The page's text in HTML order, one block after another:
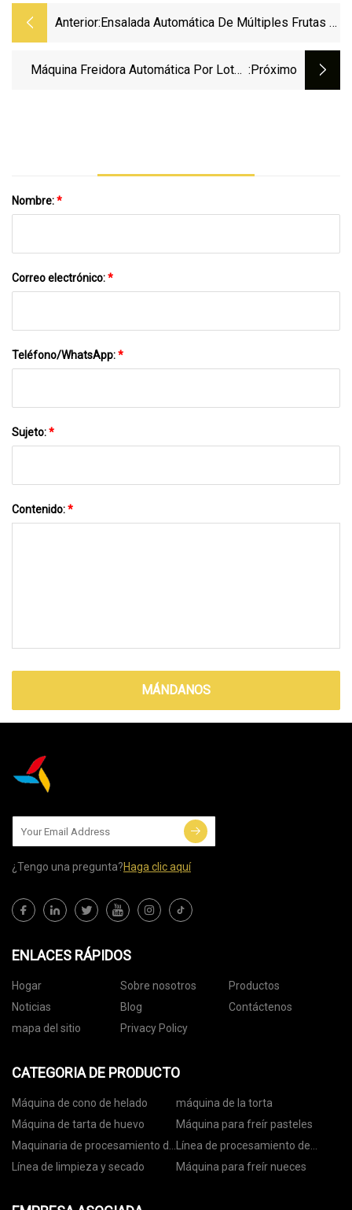
Anterior:Ensalada Automática De Múltiples Frutas Y
Rebanador Secado Procesamiento
Máquina De Fabricación Limpieza De Aire
Máquina Freidora Automática Por Lotes :próximo
Nombre:*
Correo electrónico:*
Teléfono/WhatsApp:*
Sujeto:*
Contenido:*
MÁNDANOS
¿Tengo una pregunta?Haga clic aquí
ENLACES RÁPIDOS
Hogar Sobre nosotros
Productos
Noticias
Blog
Contáctenos
mapa del sitio
Privacy Policy
CATEGORIA DE PRODUCTO
Máquina de cono de helado
máquina de la torta
Máquina de tarta de huevo
Máquina para freír pasteles
Maquinaria de procesamiento de
nueces
Línea de procesamiento de
nueces
Línea de limpieza y secado Máquina para freír nueces